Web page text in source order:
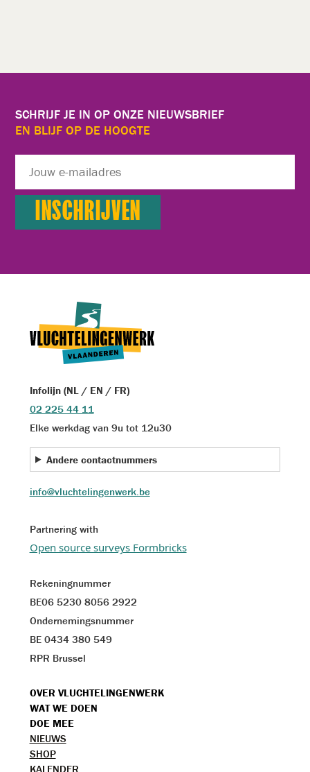
SCHRIJF JE IN OP ONZE NIEUWSBRIEF
EN BLIJF OP DE HOOGTE
Infolijn (NL / EN / FR)
02 225 44 11
Elke werkdag van 9u tot 12u30
Andere contactnummers
info@vluchtelingenwerk.be
Partnering with
Open source surveys Formbricks
Rekeningnummer
BE06 5230 8056 2922
Ondernemingsnummer
BE 0434 380 549
RPR Brussel
VOET
MENU
OVER VLUCHTELINGENWERK
WAT WE DOEN
DOE MEE
TOPMENU
NIEUWS
SHOP
KALENDER